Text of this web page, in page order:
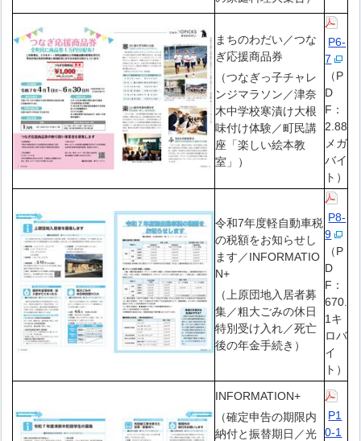
まちのわだい／つな
ぎ応援商品券
（つなぎっ子チャレ
ンジマラソン／津奈
木中学校寒漬け大根
味付け体験／町民講
座「楽しい絵本教
室」）
P6-
7
（P
D
F：
2.88
メガ
バイ
ト）
令和7年度軽自動車税
の税額をお知らせし
ます／INFORMATIO
N+
（上原団地入居者募
集／粗大ごみの休日
特別受け入れ／死亡
後の年金手続き）
P8-
9
（P
D
F：
670.
1キ
ロバ
イ
ト）
INFORMATION+
（確定申告の期限内
納付と振替期日／光
P1
0-1